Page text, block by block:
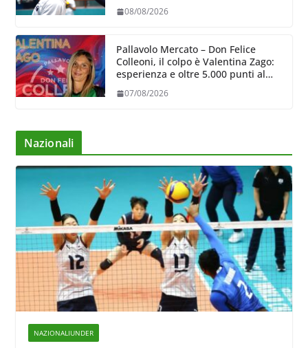
08/08/2026
Pallavolo Mercato – Don Felice
Colleoni, il colpo è Valentina Zago:
esperienza e oltre 5.000 punti al
07/08/2026
Nazionali
NAZIONALIUNDER